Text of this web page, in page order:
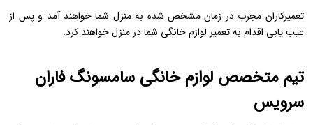
تعمیرکاران مجرب در زمان مشخص شده به منزل شما خواهند آمد و پس از
عیب یابی اقدام به تعمیر لوازم خانگی شما در منزل خواهند کرد.
تیم متخصص لوازم خانگی سامسونگ فاران
سرویس